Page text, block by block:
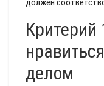
должен
делом